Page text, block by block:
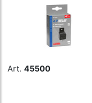
Art. 45500